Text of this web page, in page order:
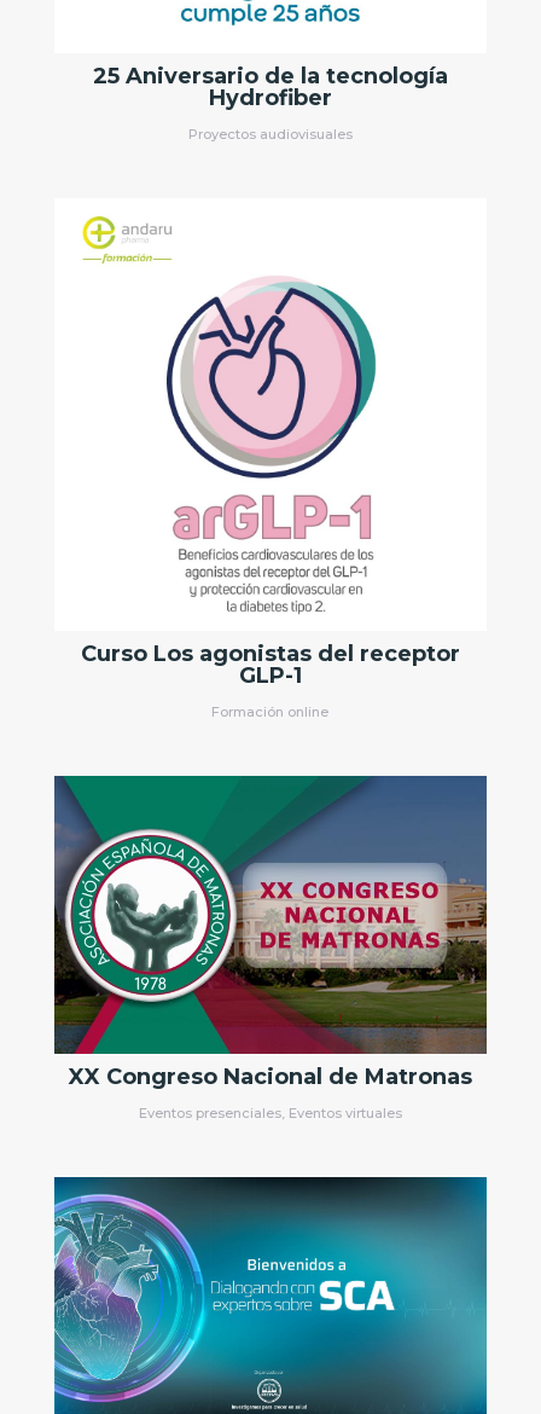
Proyectos audiovisuales
Curso Los agonistas del receptor
GLP-1
Formación online
XX Congreso Nacional de Matronas
Eventos presenciales,Eventos virtuales
Dialogando SCA